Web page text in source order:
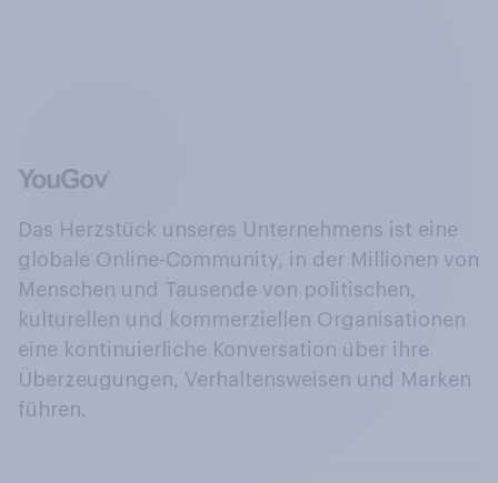
Das Herzstück unseres Unternehmens ist eine
globale Online-Community, in der Millionen von
Menschen und Tausende von politischen,
kulturellen und kommerziellen Organisationen
eine kontinuierliche Konversation über ihre
Überzeugungen, Verhaltensweisen und Marken
führen.